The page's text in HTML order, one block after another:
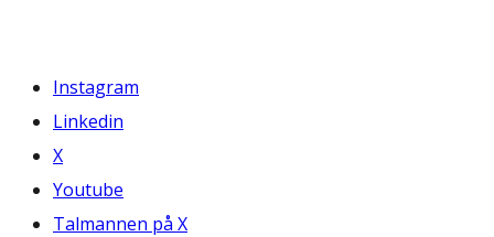
Instagram
Linkedin
X
Youtube
Talmannen på X